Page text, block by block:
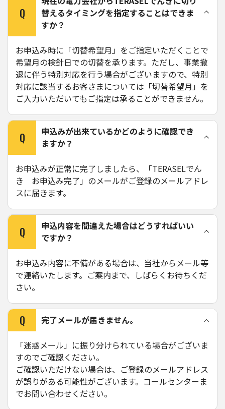
Q
替えるタイミングを指定することはできま
すか？
お申込み時に「切替希望月」をご指定いただくことで
希望月の検針日での切替を承ります。ただし、事業撤
退に伴う特別対応を行う場合がございますので、特別
対応に該当するお客さまについては「切替希望月」を
ご入力いただいてもご指定は承ることができません。
Q
申込みが出来ているかどのように確認でき
ますか？
お申込みが正常に完了しましたら、「TERASELでん
き お申込み完了」のメールがご登録のメールアドレ
スに届きます。
Q
申込内容を間違えた場合はどうすればいい
ですか？
お申込み内容に不備がある場合は、当社からメール等
で連絡いたします。ご案内まで、しばらくお待ちくだ
さい。
Q 完了メールが届きません。
「迷惑メール」に振り分けられている場合がございま
すのでご確認ください。
ご確認いただけない場合は、ご登録のメールアドレス
が誤りがある可能性がございます。コールセンターま
でお問い合わせください。